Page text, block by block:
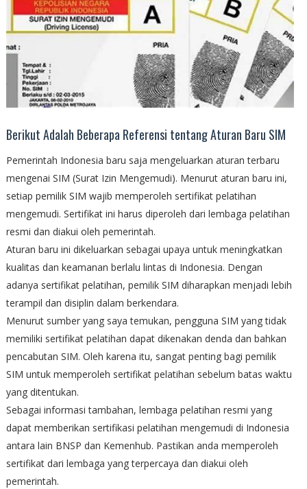
Berikut Adalah Beberapa Referensi tentang Aturan Baru SIM
Pemerintah Indonesia baru saja mengeluarkan aturan terbaru
mengenai SIM (Surat Izin Mengemudi). Menurut aturan baru ini,
setiap pemilik SIM wajib memperoleh sertifikat pelatihan
mengemudi. Sertifikat ini harus diperoleh dari lembaga pelatihan
resmi dan diakui oleh pemerintah.
Aturan baru ini dikeluarkan sebagai upaya untuk meningkatkan
kualitas dan keamanan berlalu lintas di Indonesia. Dengan
adanya sertifikat pelatihan, pemilik SIM diharapkan menjadi lebih
terampil dan disiplin dalam berkendara.
Menurut sumber yang saya temukan, pengguna SIM yang tidak
memiliki sertifikat pelatihan dapat dikenakan denda dan bahkan
pencabutan SIM. Oleh karena itu, sangat penting bagi pemilik
SIM untuk memperoleh sertifikat pelatihan sebelum batas waktu
yang ditentukan.
Sebagai informasi tambahan, lembaga pelatihan resmi yang
dapat memberikan sertifikasi pelatihan mengemudi di Indonesia
antara lain BNSP dan Kemenhub. Pastikan anda memperoleh
sertifikat dari lembaga yang terpercaya dan diakui oleh
pemerintah.